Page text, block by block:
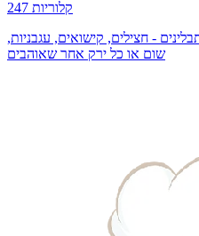
247 קלוריות
- חצילים, קישואים, עגבניות,
שום או כל ירק אחר שאוהבים